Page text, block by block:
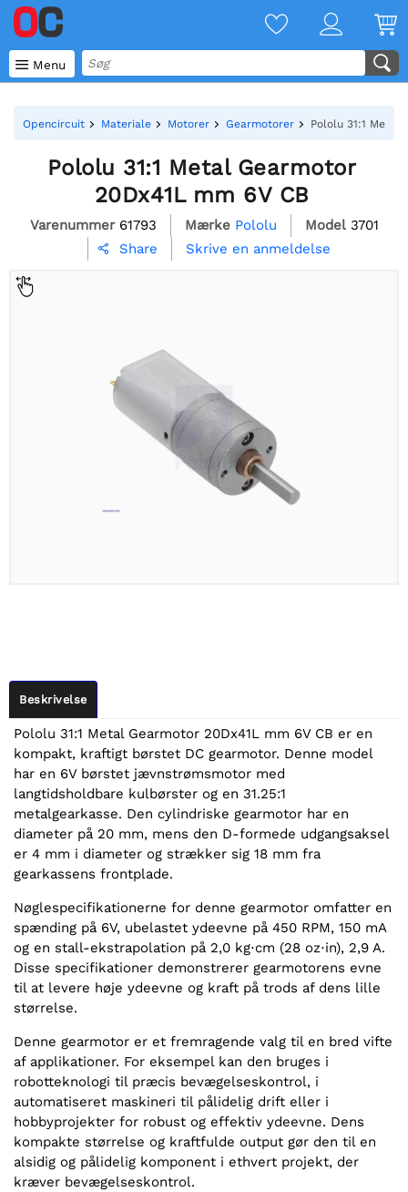
 Menu
Opencircuit Materiale Motorer Gearmotorer Pololu 31:1 Metal
Pololu 31:1 Metal Gearmotor
20Dx41L mm 6V CB
Varenummer 61793 Mærke Pololu Model 3701
 Share Skrive en anmeldelse
Beskrivelse
Pololu 31:1 Metal Gearmotor 20Dx41L mm 6V CB er en
kompakt, kraftigt børstet DC gearmotor. Denne model
har en 6V børstet jævnstrømsmotor med
langtidsholdbare kulbørster og en 31.25:1
metalgearkasse. Den cylindriske gearmotor har en
diameter på 20 mm, mens den D-formede udgangsaksel
er 4 mm i diameter og strækker sig 18 mm fra
gearkassens frontplade.
Nøglespecifikationerne for denne gearmotor omfatter en
spænding på 6V, ubelastet ydeevne på 450 RPM, 150 mA
og en stall-ekstrapolation på 2,0 kg⋅cm (28 oz⋅in), 2,9 A.
Disse specifikationer demonstrerer gearmotorens evne
til at levere høje ydeevne og kraft på trods af dens lille
størrelse.
Denne gearmotor er et fremragende valg til en bred vifte
af applikationer. For eksempel kan den bruges i
robotteknologi til præcis bevægelseskontrol, i
automatiseret maskineri til pålidelig drift eller i
hobbyprojekter for robust og effektiv ydeevne. Dens
kompakte størrelse og kraftfulde output gør den til en
alsidig og pålidelig komponent i ethvert projekt, der
kræver bevægelseskontrol.